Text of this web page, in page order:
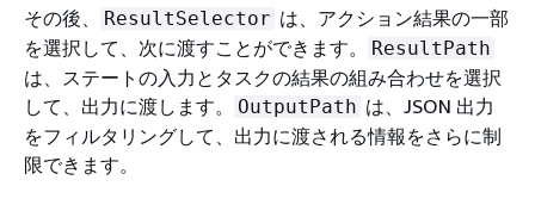
その後、
ResultSelector は、アクション結果の一部
を選択して、次に渡すことができます。
ResultPath
は、ステートの入力とタスクの結果の組み合わせを選択
して、出力に渡します。
OutputPath は、JSON 出力
をフィルタリングして、出力に渡される情報をさらに制
限できます。